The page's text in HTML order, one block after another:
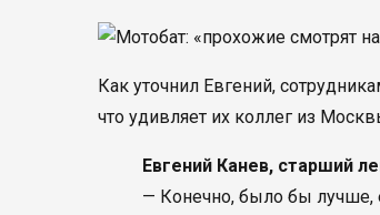
Как уточнил Евгений,
что удивляет их коллег из
Евгений Канев, старший
— Конечно, было бы лучше,